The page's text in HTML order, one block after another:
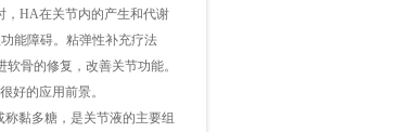
HA在关节内的产生和代谢
能障碍。粘弹性补充疗法
软骨的修复，改善关节功能。
好的应用前景。
黏多糖，是关节液的主要组